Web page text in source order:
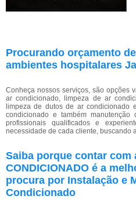
Procurando orçamento
ambientes hospitalares
Conheça nossos serviços, são opções
ar condicionado, limpeza de ar
limpeza de dutos de ar condicionado
condicionado e também
profissionais qualificados e
necessidade de cada cliente, buscando
Saiba porque contar com
CONDICIONADO é a
procura por Instalação e
Condicionado